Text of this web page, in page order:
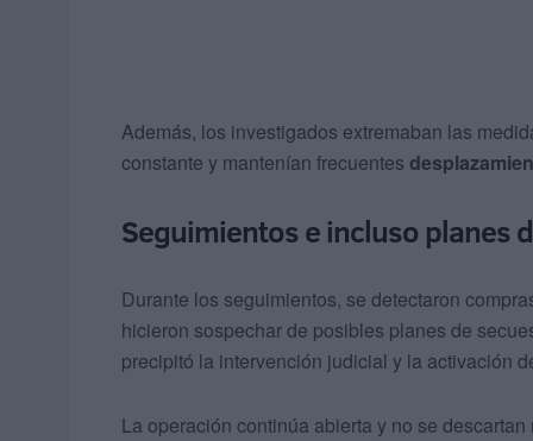
Además, los investigados extremaban las
constante y mantenían frecuentes
Seguimientos e incluso planes
Durante los seguimientos, se detectaron
hicieron sospechar de posibles planes de
precipitó la intervención judicial y la activación
La operación continúa abierta y no se